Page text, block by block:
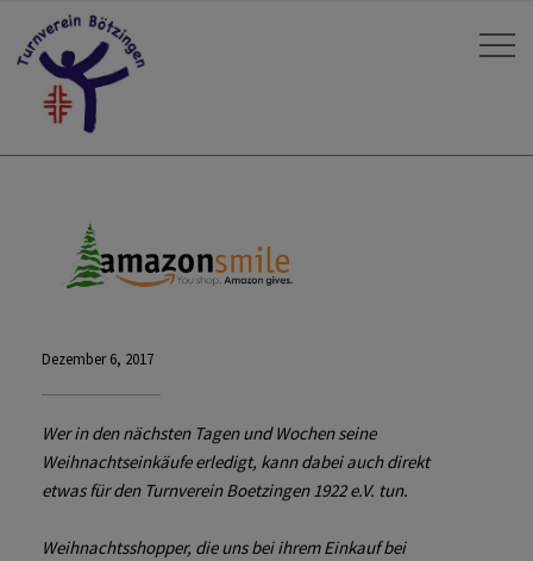
Dezember 6, 2017
Wer in dennächsten Tagen und Wochen seine
Weihnachtseinkäufe erledigt, kann dabei auch direkt
etwas für den Turnverein Boetzingen 1922 e.V. tun.
Weihnachtsshopper, die uns bei ihrem Einkauf bei